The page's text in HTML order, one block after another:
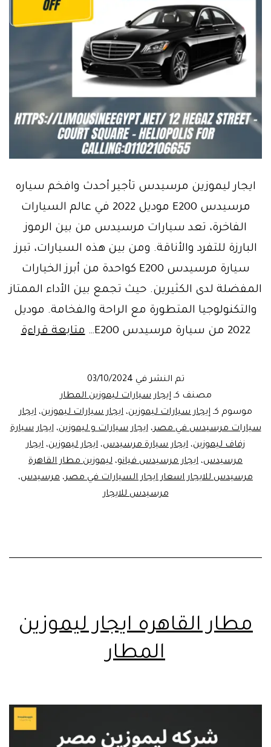
ايجار ليموزين مرسيدس تأجير أحدث وافخم سياره
مرسيدس E200 موديل 2022 في عالم السيارات
الفاخرة، تعد سيارات مرسيدس من بين الرموز
البارزة للتفرد والأناقة. ومن بين هذه السيارات، تبرز
سيارة مرسيدس E200 كواحدة من أبرز الخيارات
المفضلة لدى الكثيرين. حيث تجمع بين الأداء الممتاز
والتكنولوجيا المتطورة مع الراحة والفخامة. موديل
2022 من سيارة مرسيدس E200…
متابعة قراءة
تم النشر في 03/10/2024
مصنف كـإيجار سيارات ليموزين المطار
موسوم كـ إيجار سيارات ليموزين، ايجار سيارات ليموزين، ايجار
سيارات مرسيدس في مصر،ايجار سيارات و ليموزين،ايجار سيارة
زفاف ليموزين، ايجار سيارة مرسيدس، ايجار ليموزين، ايجار
مرسيدس، ايجار مرسيدس فيانو، ليموزين مطار القاهرة
مرسيدس للايجار اسعار ايجار السيارات في مصر، مرسيدس،
مرسيدس للايجار
مطار القاهره ايجار ليموزين
المطار